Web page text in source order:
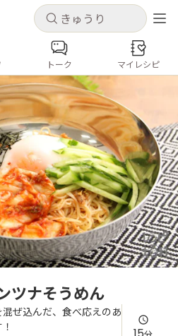
キャンセル
レシピを保存できます
新規登録
合わせ
キャンセル
コンテンツ
トマト
とうもろこし
が ゴーヤ
トーク マイレシピ
ツナそうめん
ぜ込んだ、食べ応えのあ
分